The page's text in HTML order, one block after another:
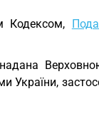
Кодексом,
України,